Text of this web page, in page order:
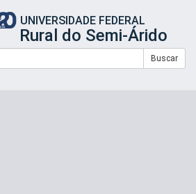
UNIVERSIDADE FEDERAL
Rural do Semi-Árido
Buscar